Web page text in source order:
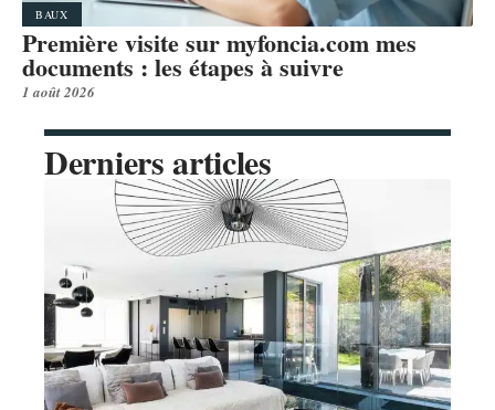
BAUX
Première visite sur myfoncia.com mes
documents : les étapes à suivre
1 août 2026
Derniers articles